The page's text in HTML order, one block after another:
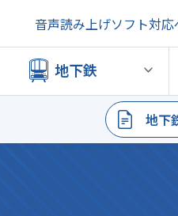
音声読み上げソフト対応
地下鉄
地下